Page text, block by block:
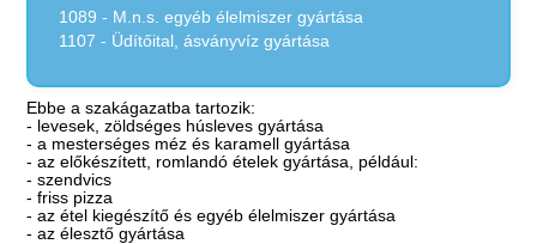
1089 - M.n.s. egyéb élelmiszer gyártása
1107 - Üdítőital, ásványvíz gyártása
Ebbe a szakágazatba tartozik:
- levesek, zöldséges húsleves gyártása
- a mesterséges méz és karamell gyártása
- az előkészített, romlandó ételek gyártása, például:
- szendvics
- friss pizza
- az étel kiegészítő és egyéb élelmiszer gyártása
- az élesztő gyártása